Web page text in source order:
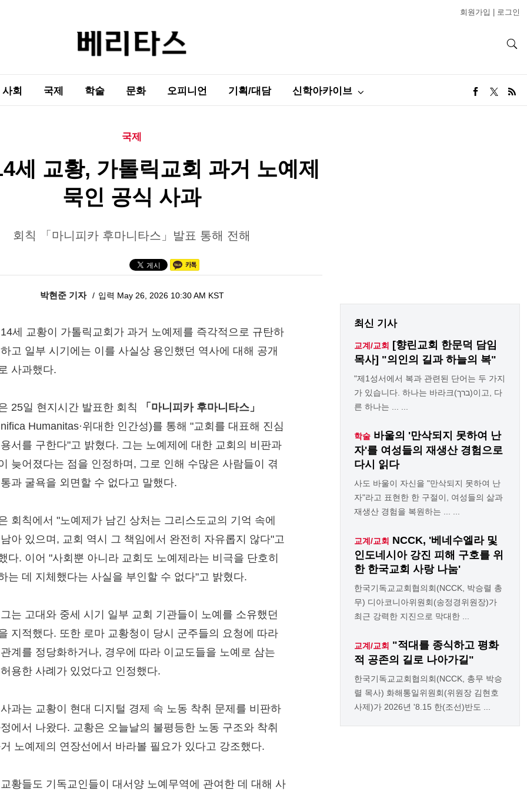
회원가입 로그인
사회 국제 학술 문화 오피니언 기획/대담 신학아카이브
국제
세 교황, 가톨릭교회 과거 노예제
묵인 공식 사과
회칙 「마니피카 후마니타스」발표 통해 전해
박현준 기자 입력 May 26, 2026 10:30 AM KST
세 교황이 가톨릭교회가 과거 노예제를 즉각적으로 규탄하
고 일부 시기에는 이를 사실상 용인했던 역사에 대해 공개
사과했다.
25일 현지시간 발표한 회칙
「마니피카 후마니타스」
Humanitas·위대한 인간성)를 통해 "교회를 대표해 진심
서를 구한다"고 밝혔다. 그는 노예제에 대한 교회의 비판과
늦어졌다는 점을 인정하며, 그로 인해 수많은 사람들이 겪
과 굴욕을 외면할 수 없다고 말했다.
회칙에서 "노예제가 남긴 상처는 그리스도교의 기억 속에
아 있으며, 교회 역시 그 책임에서 완전히 자유롭지 않다"고
다. 이어 "사회뿐 아니라 교회도 노예제라는 비극을 단호히
는 데 지체했다는 사실을 부인할 수 없다"고 밝혔다.
는 고대와 중세 시기 일부 교회 기관들이 노예를 소유했던
지적했다. 또한 로마 교황청이 당시 군주들의 요청에 따라
계를 정당화하거나, 경우에 따라 이교도들을 노예로 삼는
용한 사례가 있었다고 인정했다.
과는 교황이 현대 디지털 경제 속 노동 착취 문제를 비판하
에서 나왔다. 교황은 오늘날의 불평등한 노동 구조와 착취
노예제의 연장선에서 바라볼 필요가 있다고 강조했다.
황들도 기독교인들이 대서양 노예무역에 관여한 데 대해 사
최신 기사
교계/교회
[향린교회 한문덕 담임
목사] "의인의 길과 하늘의 복"
"제1성서에서 복과 관련된 단어는 두 가지
가 있습니다. 하나는 바라크(ברך)이고, 다
른 하나는 ... ...
학술 바울의 '만삭되지 못하여 난
자'를 여성들의 재생산 경험으로
다시 읽다
사도 바울이 자신을 "만삭되지 못하여 난
자"라고 표현한 한 구절이, 여성들의 삶과
재생산 경험을 복원하는 ... ...
교계/교회 NCCK, '베네수엘라 및
인도네시아 강진 피해 구호를 위
한 한국교회 사랑 나눔'
한국기독교교회협의회(NCCK, 박승렬 총
무) 디아코니아위원회(송정경위원장)가
최근 강력한 지진으로 막대한 ...
교계/교회 "적대를 종식하고 평화
적 공존의 길로 나아가길"
한국기독교교회협의회(NCCK, 총무 박승
렬 목사) 화해통일위원회(위원장 김현호
사제)가 2026년 '8.15 한(조선)반도 ...